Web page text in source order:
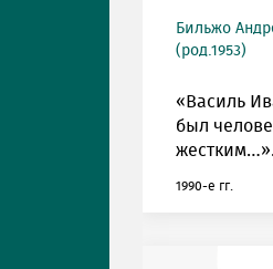
Бильжо
(род.1953)
«Василь
был
1990-е гг.